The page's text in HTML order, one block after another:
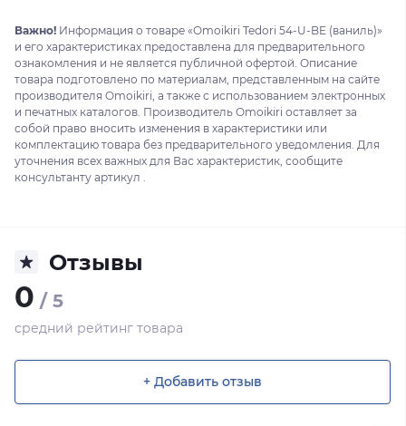
Важно! Информация о товаре «Omoikiri Tedori 54-U-BE (ваниль)»
и его характеристиках предоставлена для предварительного
ознакомления и не является публичной офертой. Описание
товара подготовлено по материалам, представленным на сайте
производителя Omoikiri, а также с использованием электронных
и печатных каталогов. Производитель Omoikiri оставляет за
собой право вносить изменения в характеристики или
комплектацию товара без предварительного уведомления. Для
уточнения всех важных для Вас характеристик, сообщите
консультанту артикул .
Отзывы
0 / 5
средний рейтинг товара
+ Добавить отзыв